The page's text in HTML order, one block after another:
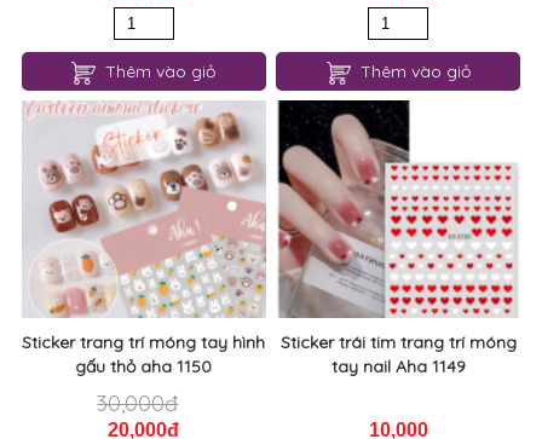
Thêm vào giỏ Thêm vào giỏ
Sticker trang trí móng tay hình
gấu thỏ aha 1150
30,000đ
20,000đ
Sticker trái tim trang trí móng
tay nail Aha 1149
10,000